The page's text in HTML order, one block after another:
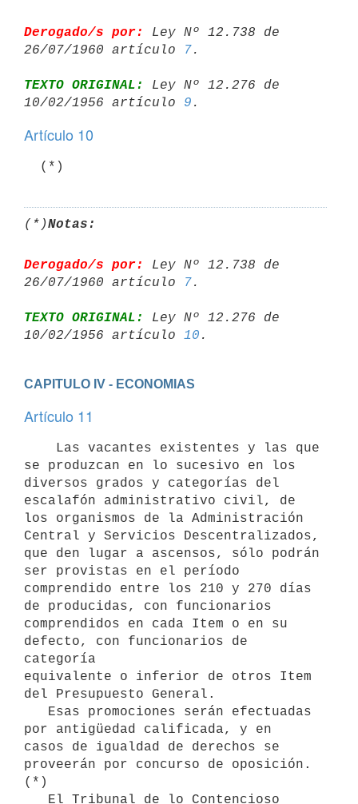
Derogado/s por:
Ley Nº 12.738 de
26/07/1960 artículo
7
TEXTO ORIGINAL:
Ley Nº 12.276 de
10/02/1956 artículo 9
Artículo 10
  (*)
(*)Notas:
Derogado/s por:
Ley Nº 12.738 de
26/07/1960 artículo
7
TEXTO ORIGINAL:
Ley Nº 12.276 de
10/02/1956 artículo 10
CAPITULO IV - ECONOMIAS
Artículo 11
se produzcan en lo sucesivo en los
diversos grados y categorías del
escalafón administrativo civil, de
los organismos de la Administración
Central y Servicios Descentralizados,
que den lugar a ascensos, sólo podrán
ser provistas en el período
comprendido entre los 210 y 270 días
de producidas, con funcionarios
comprendidos en cada Item o en su
defecto, con funcionarios de
categoría
equivalente o inferior de otros Item
del Presupuesto General.
por antigüedad calificada, y en
casos de igualdad de derechos se
proveerán por concurso de oposición.
(*)